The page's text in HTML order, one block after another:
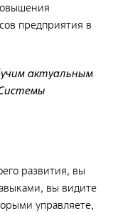
предприятия в
актуальным
развития, вы
вы видите
управляете,